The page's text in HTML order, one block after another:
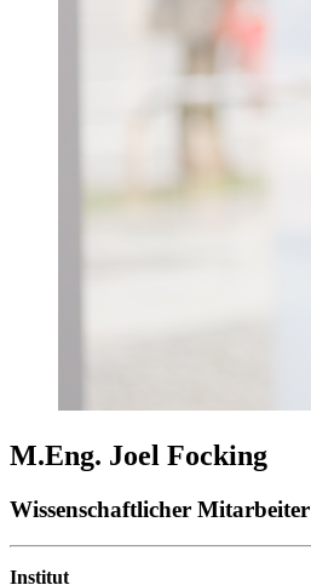
M.Eng. Joel Focking
Wissenschaftlicher Mitarbeiter
Institut